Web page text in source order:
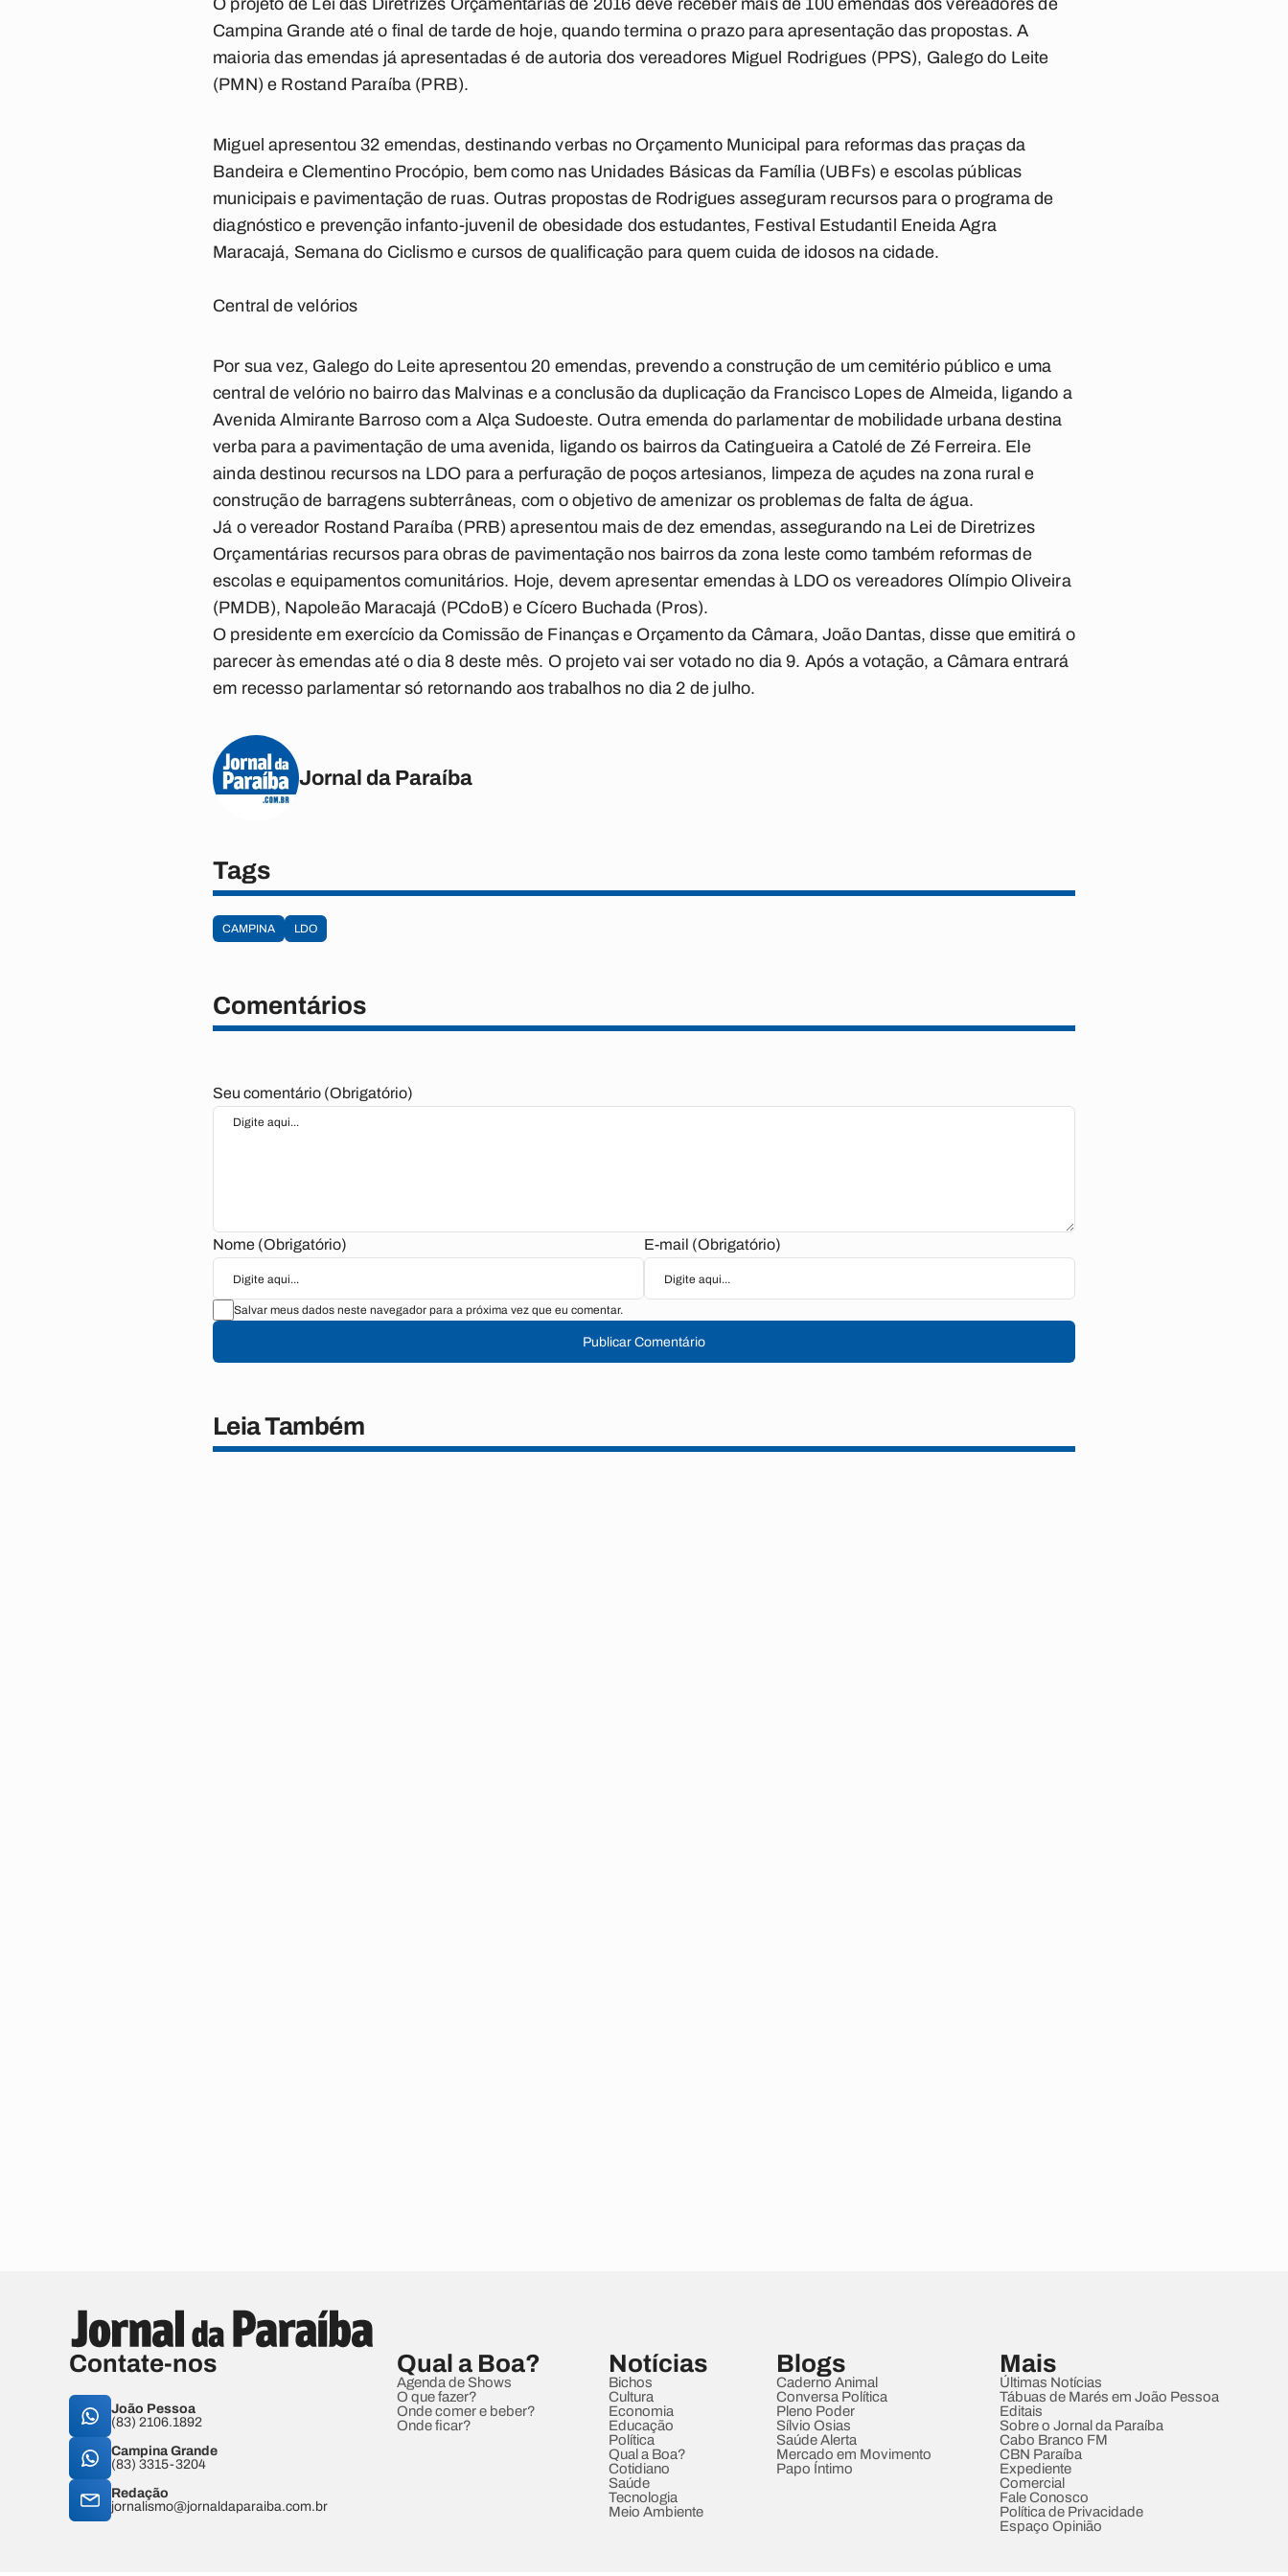
O projeto de Lei das Diretrizes Orçamentárias de 2016 deve receber mais de 100 emendas dos vereadores de
Campina Grande até o final de tarde de hoje, quando termina o prazo para apresentação das propostas. A
maioria das emendas já apresentadas é de autoria dos vereadores Miguel Rodrigues (PPS), Galego do Leite
(PMN) e Rostand Paraíba (PRB).
Miguel apresentou 32 emendas, destinando verbas no Orçamento Municipal para reformas das praças da
Bandeira e Clementino Procópio, bem como nas Unidades Básicas da Família (UBFs) e escolas públicas
municipais e pavimentação de ruas. Outras propostas de Rodrigues asseguram recursos para o programa de
diagnóstico e prevenção infanto-juvenil de obesidade dos estudantes, Festival Estudantil Eneida Agra
Maracajá, Semana do Ciclismo e cursos de qualificação para quem cuida de idosos na cidade.
Central de velórios
Por sua vez, Galego do Leite apresentou 20 emendas, prevendo a construção de um cemitério público e uma
central de velório no bairro das Malvinas e a conclusão da duplicação da Francisco Lopes de Almeida, ligando a
Avenida Almirante Barroso com a Alça Sudoeste. Outra emenda do parlamentar de mobilidade urbana destina
verba para a pavimentação de uma avenida, ligando os bairros da Catingueira a Catolé de Zé Ferreira. Ele
ainda destinou recursos na LDO para a perfuração de poços artesianos, limpeza de açudes na zona rural e
construção de barragens subterrâneas, com o objetivo de amenizar os problemas de falta de água.
Já o vereador Rostand Paraíba (PRB) apresentou mais de dez emendas, assegurando na Lei de Diretrizes
Orçamentárias recursos para obras de pavimentação nos bairros da zona leste como também reformas de
escolas e equipamentos comunitários. Hoje, devem apresentar emendas à LDO os vereadores Olímpio Oliveira
(PMDB), Napoleão Maracajá (PCdoB) e Cícero Buchada (Pros).
O presidente em exercício da Comissão de Finanças e Orçamento da Câmara, João Dantas, disse que emitirá o
parecer às emendas até o dia 8 deste mês. O projeto vai ser votado no dia 9. Após a votação, a Câmara entrará
em recesso parlamentar só retornando aos trabalhos no dia 2 de julho.
Jornal da Paraíba
Tags
CAMPINA LDO
Comentários
Seu comentário (Obrigatório)
Nome (Obrigatório) E-mail (Obrigatório)
Salvar meus dados neste navegador para a próxima vez que eu comentar.
Publicar Comentário
Leia Também
Contate-nos
João Pessoa
(83) 2106.1892
Campina Grande
(83) 3315-3204
Redação
jornalismo@jornaldaparaiba.com.br
Qual a Boa?
Agenda de Shows
O que fazer?
Onde comer e beber?
Onde ficar?
Notícias
Bichos
Cultura
Economia
Educação
Política
Qual a Boa?
Cotidiano
Saúde
Tecnologia
Meio Ambiente
Blogs
Caderno Animal
Conversa Política
Pleno Poder
Sílvio Osias
Saúde Alerta
Mercado em Movimento
Papo Íntimo
Mais
Últimas Notícias
Tábuas de Marés em João Pessoa
Editais
Sobre o Jornal da Paraíba
Cabo Branco FM
CBN Paraíba
Expediente
Comercial
Fale Conosco
Política de Privacidade
Espaço Opinião